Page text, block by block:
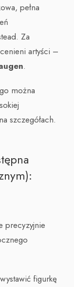
pełna
Za
artyści –
.
można
szczegółach.
precyzyjnie
figurkę